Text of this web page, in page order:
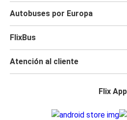
Autobuses por Europa
FlixBus
Atención al cliente
Flix App